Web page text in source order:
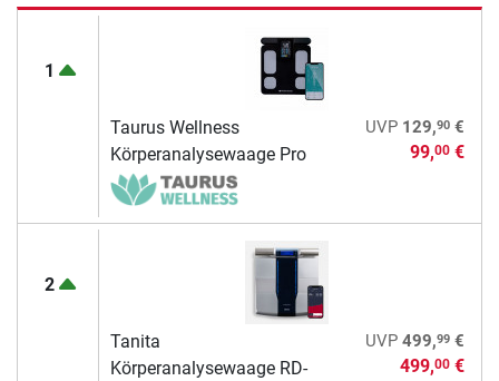
1
Taurus Wellness
Körperanalysewaage Pro
UVP 129,90€
99,00€
2
Tanita
Körperanalysewaage RD-
UVP 499,99€
499,00€